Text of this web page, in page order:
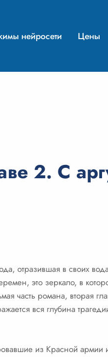
нейросети Цены
2. С
отразившая в своих
это зеркало, в
часть романа, вторая
вся глубина
из Красной